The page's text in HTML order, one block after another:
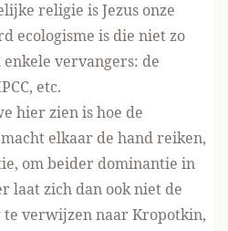
religie is Jezus onze
ecologisme is die niet zo
vervangers: de
etc.
hier zien is hoe de
elkaar de hand reiken,
om beider dominantie in
laat zich dan ook niet de
te verwijzen naar Kropotkin,